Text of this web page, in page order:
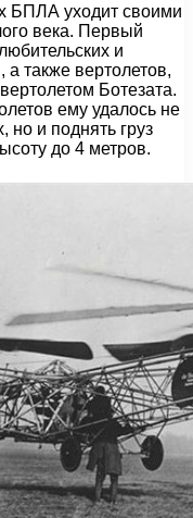
БПЛА уходит своими
века. Первый
и
также вертолетов,
Ботезата.
ему удалось не
но и поднять груз
до 4 метров.